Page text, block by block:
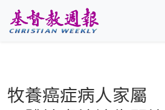
牧養癌症病人家屬